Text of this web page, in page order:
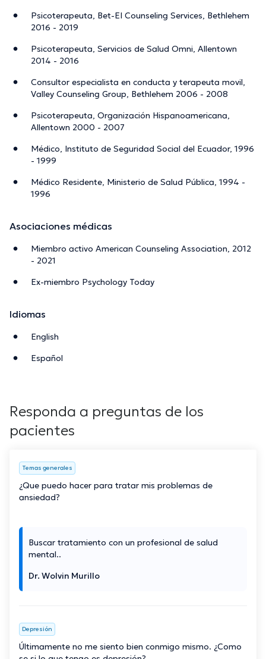
Psicoterapeuta, Bet-EI Counseling Services, Bethlehem
2016 - 2019
Psicoterapeuta, Servicios de Salud Omni, Allentown
2014 - 2016
Consultor especialista en conducta y terapeuta movil,
Valley Counseling Group, Bethlehem 2006 - 2008
Psicoterapeuta, Organización Hispanoamericana,
Allentown 2000 - 2007
Médico, Instituto de Seguridad Social del Ecuador, 1996
- 1999
Médico Residente, Ministerio de Salud Pública, 1994 -
1996
Asociaciones médicas
Miembro activo American Counseling Association, 2012
- 2021
Ex-miembro Psychology Today
Idiomas
English
Español
Responda a preguntas de los
pacientes
Temas generales
¿Que puedo hacer para tratar mis problemas de
ansiedad?
Buscar tratamiento con un profesional de salud
mental..
Dr. Wolvin Murillo
Depresión
Últimamente no me siento bien conmigo mismo. ¿Como